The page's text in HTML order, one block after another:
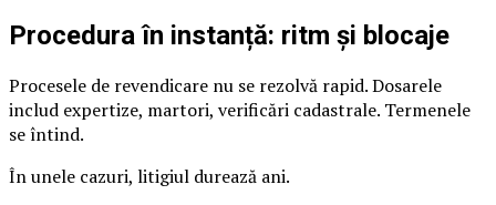
Procedura în instanță: ritm și blocaje
Procesele de revendicare nu se rezolvă rapid. Dosarele
includ expertize, martori, verificări cadastrale. Termenele
se întind.
În unele cazuri, litigiul durează ani.